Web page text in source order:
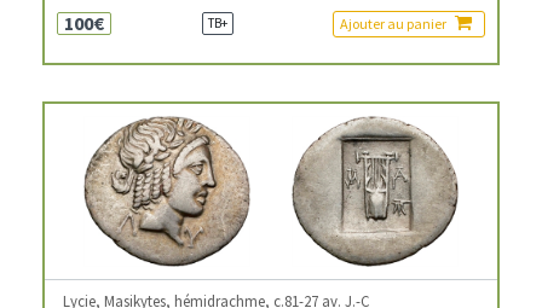
100€ TB+ Ajouter au panier
Lycie, Masikytes, hémidrachme, c.81-27 av. J.-C